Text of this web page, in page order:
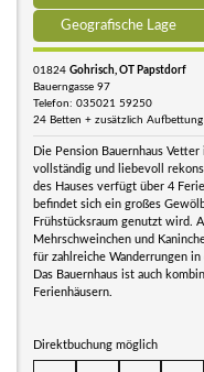
Geografische Lage
01824 Gohrisch, OT Papstdorf
Bauerngasse 97
Telefon: 035021 59250
24 Betten + zusätzlich Aufbettung
Die Pension Bauernhaus
vollständig und liebevoll
des Hauses verfügt über 4
befindet sich ein großes
Frühstücksraum genutzt wird.
Mehrschweinchen und
für zahlreiche Wanderrungen in
Das Bauernhaus ist auch
Ferienhäusern.
Direktbuchung möglich